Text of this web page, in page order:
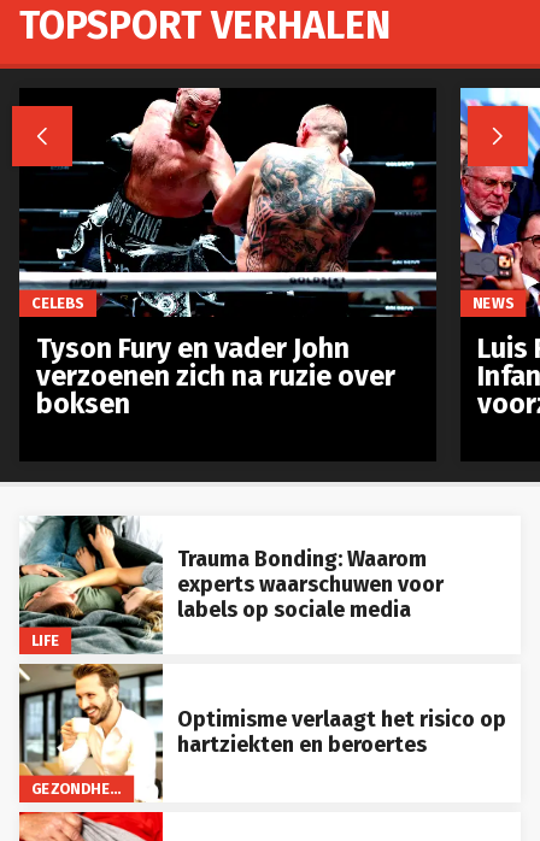
LIFE
Trauma Bonding: Waarom
experts waarschuwen voor
labels op sociale media
GEZONDHEID
Optimisme verlaagt het risico op
hartziekten en beroertes
TOPSPORT VERHALEN
 
CELEBS
Tyson Fury en vader John
verzoenen zich na ruzie over
boksen
NEWS
Luis